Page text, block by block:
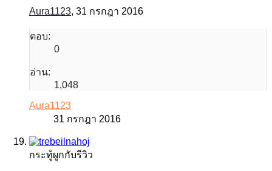
Aura1123, 31 กรกฎา 2016
ตอบ:
0
อ่าน:
1,048
Aura1123
31 กรกฎา 2016
กระทู้ผูกกับรีวิว